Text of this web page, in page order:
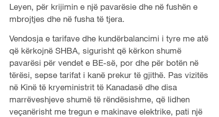
Leyen, për krijimin e një pavarësie dhe në fushën e
mbrojtjes dhe në fusha të tjera.
Vendosja e tarifave dhe kundërbalancimi i tyre me atë
që kërkojnë SHBA, sigurisht që kërkon shumë
pavarësi për vendet e BE-së, por dhe për botën në
tërësi, sepse tarifat i kanë prekur të gjithë. Pas vizitës
në Kinë të kryeministrit të Kanadasë dhe disa
marrëveshjeve shumë të rëndësishme, që lidhen
veçanërisht me tregun e makinave elektrike, pati një